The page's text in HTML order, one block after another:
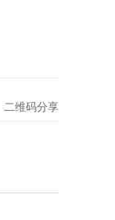
泡水泥保温板销售
二维码分享